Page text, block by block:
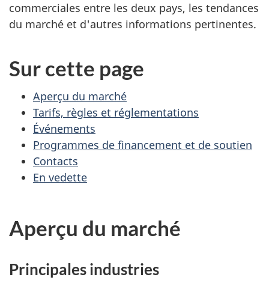
commerciales entre les deux pays, les tendances
du marché et d'autres informations pertinentes.
Sur cette page
Aperçu du marché
Tarifs, règles et réglementations
Événements
Programmes de financement et de soutien
Contacts
En vedette
Aperçu du marché
Principales industries